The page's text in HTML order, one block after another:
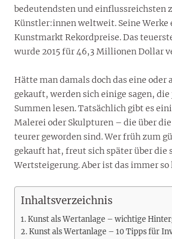
bedeutendsten und einflussreichsten
Künstler:innen weltweit. Seine Werke
Kunstmarkt Rekordpreise. Das
wurde 2015 für 46,3 Millionen Dollar
Hätte man damals doch das eine oder
gekauft, werden sich einige sagen,
Summen lesen. Tatsächlich gibt es
Malerei oder Skulpturen – die über
teurer geworden sind. Wer früh zum
gekauft hat, freut sich später über die
Wertsteigerung. Aber ist das immer so
Inhaltsverzeichnis
Kunst als Wertanlage – wichtige
Kunst als Wertanlage – 10 Tipps für